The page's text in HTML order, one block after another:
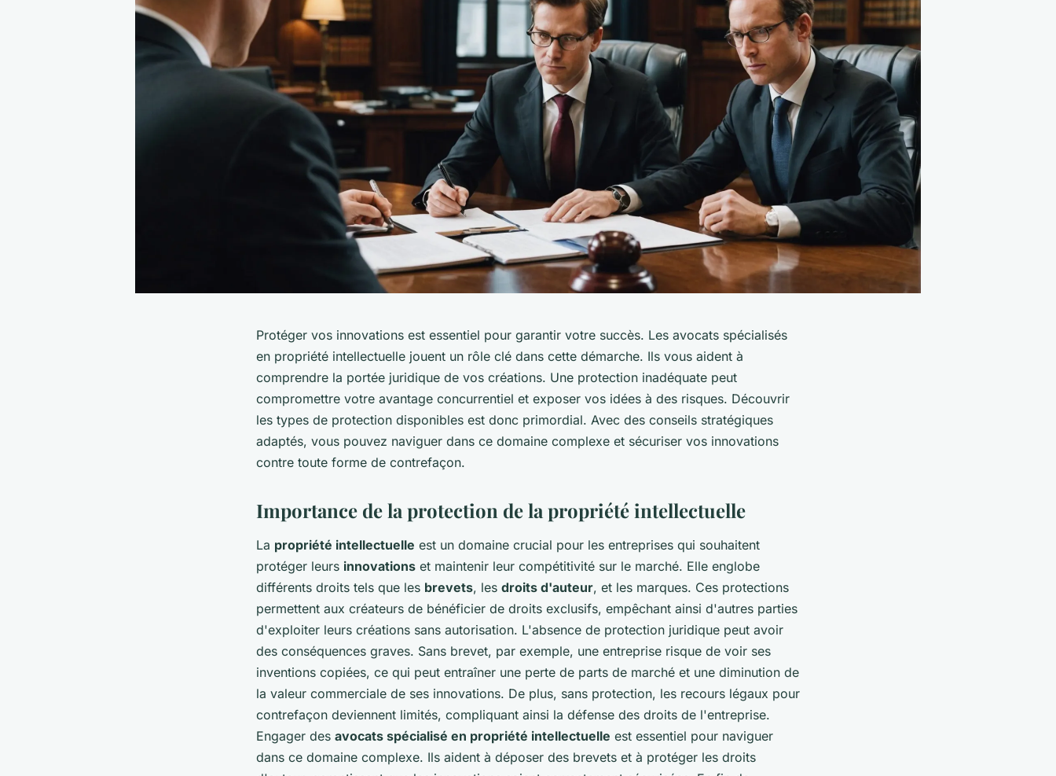
Protéger vos innovations est essentiel pour garantir votre succès. Les avocats spécialisés
en propriété intellectuelle jouent un rôle clé dans cette démarche. Ils vous aident à
comprendre la portée juridique de vos créations. Une protection inadéquate peut
compromettre votre avantage concurrentiel et exposer vos idées à des risques. Découvrir
les types de protection disponibles est donc primordial. Avec des conseils stratégiques
adaptés, vous pouvez naviguer dans ce domaine complexe et sécuriser vos innovations
contre toute forme de contrefaçon.
Importance de la protection de la propriété intellectuelle
La propriété intellectuelle est un domaine crucial pour les entreprises qui souhaitent
protéger leurs innovations et maintenir leur compétitivité sur le marché. Elle englobe
différents droits tels que les brevets, les droits d'auteur, et les marques. Ces protections
permettent aux créateurs de bénéficier de droits exclusifs, empêchant ainsi d'autres parties
d'exploiter leurs créations sans autorisation. L'absence de protection juridique peut avoir
des conséquences graves. Sans brevet, par exemple, une entreprise risque de voir ses
inventions copiées, ce qui peut entraîner une perte de parts de marché et une diminution de
la valeur commerciale de ses innovations. De plus, sans protection, les recours légaux pour
contrefaçon deviennent limités, compliquant ainsi la défense des droits de l'entreprise.
Engager des avocats spécialisé en propriété intellectuelle est essentiel pour naviguer
dans ce domaine complexe. Ils aident à déposer des brevets et à protéger les droits